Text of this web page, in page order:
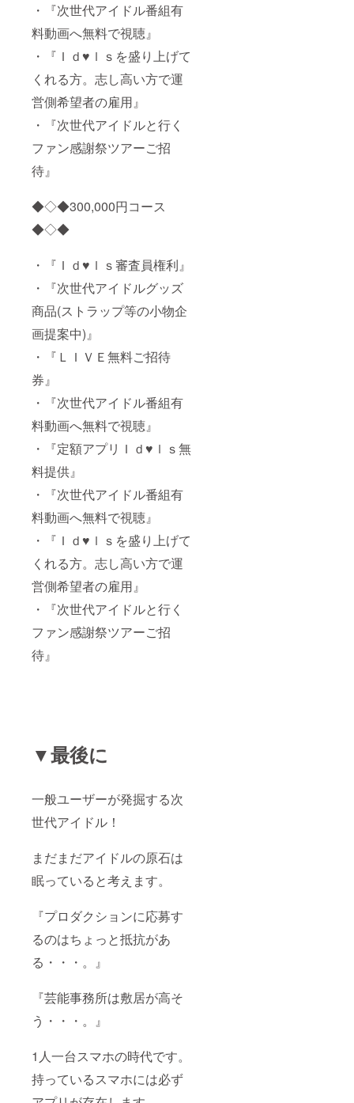
・『次世代アイドル番組有
料動画へ無料で視聴』
・『Ｉｄ♥ｌｓを盛り上げて
くれる方。志し高い方で運
営側希望者の雇用』
・『次世代アイドルと行く
ファン感謝祭ツアーご招
待』
◆◇◆300,000円コース
◆◇◆
・『Ｉｄ♥ｌｓ審査員権利』
・『次世代アイドルグッズ
商品(ストラップ等の小物企
画提案中)』
・『ＬＩＶＥ無料ご招待
券』
・『次世代アイドル番組有
料動画へ無料で視聴』
・『定額アプリＩｄ♥ｌｓ無
料提供』
・『次世代アイドル番組有
料動画へ無料で視聴』
・『Ｉｄ♥ｌｓを盛り上げて
くれる方。志し高い方で運
営側希望者の雇用』
・『次世代アイドルと行く
ファン感謝祭ツアーご招
待』
▼最後に
一般ユーザーが発掘する次
世代アイドル！
まだまだアイドルの原石は
眠っていると考えます。
『プロダクションに応募す
るのはちょっと抵抗があ
る・・・。』
『芸能事務所は敷居が高そ
う・・・。』
1人一台スマホの時代です。
持っているスマホには必ず